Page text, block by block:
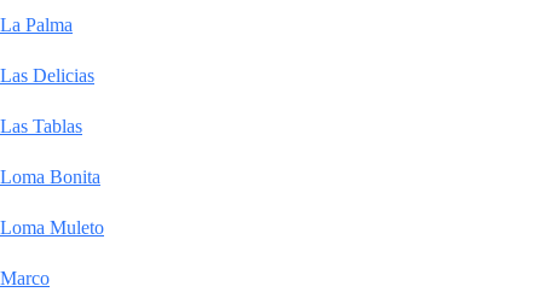
La Palma
Las Delicias
Las Tablas
Loma Bonita
Loma Muleto
Marco